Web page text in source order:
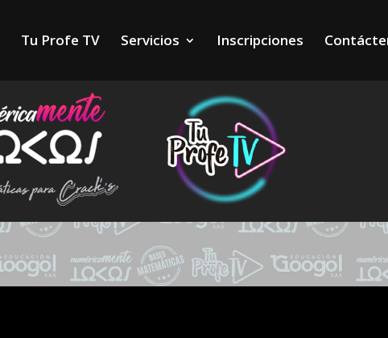
Tu Profe TV Servicios Inscripciones